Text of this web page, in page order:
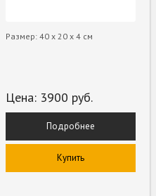
Размер: 40 х 20 х 4 см
Цена: 3900 руб.
Подробнее
Купить